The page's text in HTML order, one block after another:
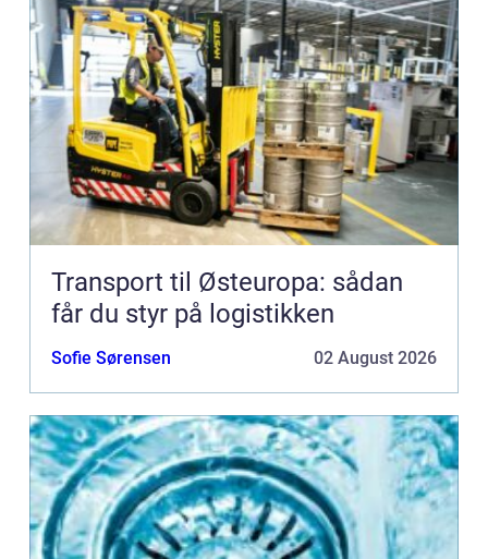
Transport til Østeuropa: sådan
får du styr på logistikken
Sofie Sørensen 02 August 2026